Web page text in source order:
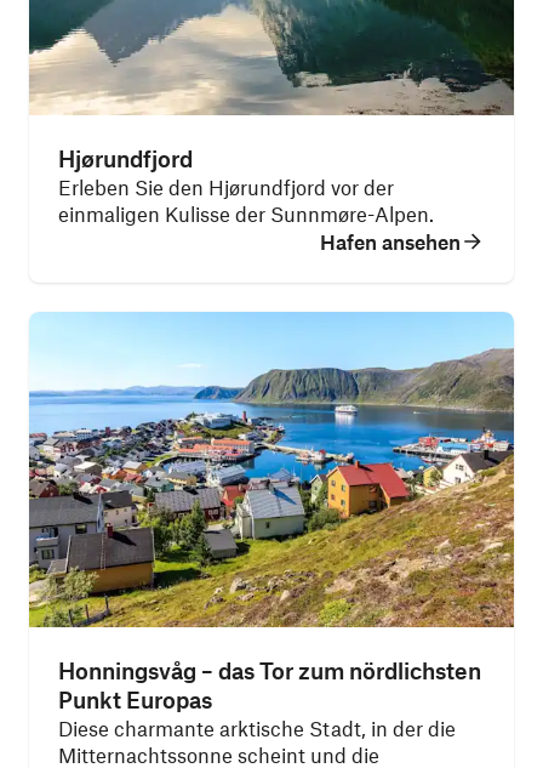
Hjørundfjord
Erleben Sie den Hjørundfjord vor der
einmaligen Kulisse der Sunnmøre-Alpen.
Hafen ansehen
Honningsvåg – das Tor zum nördlichsten
Punkt Europas
Diese charmante arktische Stadt, in der die
Mitternachtssonne scheint und die